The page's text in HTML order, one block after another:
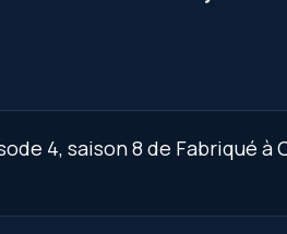
4, saison 8 de Fabriqué à